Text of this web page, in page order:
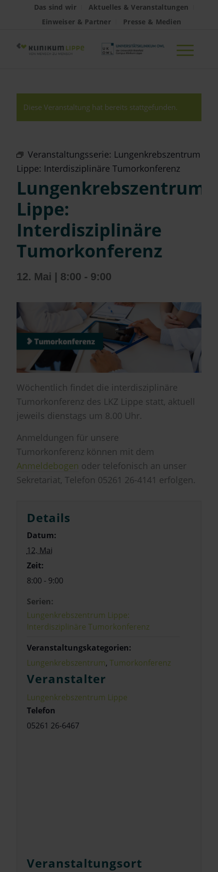
Das sind wir
Aktuelles & Veranstaltungen
Einweiser & Partner
Presse & Medien
Diese Veranstaltung hat bereits stattgefunden.
Veranstaltungsserie: Lungenkrebszentrum
Lippe: Interdisziplinäre Tumorkonferenz
Lungenkrebszentrum
Lippe:
Interdisziplinäre
Tumorkonferenz
12. Mai | 8:00 - 9:00
Wöchentlich findet die interdisziplinäre
Tumorkonferenz des LKZ Lippe statt, aktuell
jeweils dienstags um 8.00 Uhr.
Anmeldungen für unsere
Tumorkonferenz können mit dem
Anmeldebogen oder telefonisch an unser
Sekretariat, Telefon 05261 26-4141 erfolgen.
Details
Datum:
12. Mai
Zeit:
8:00 - 9:00
Serien:
Lungenkrebszentrum Lippe:
Interdisziplinäre Tumorkonferenz
Veranstaltungskategorien:
Lungenkrebszentrum, Tumorkonferenz
Veranstalter
Lungenkrebszentrum Lippe
Telefon
05261 26-6467
Veranstaltungsort